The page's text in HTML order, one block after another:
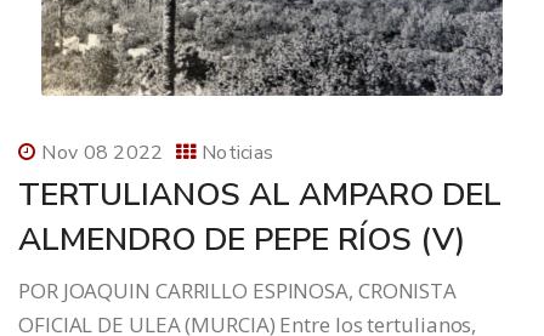
Nov 08 2022 Noticias
TERTULIANOS AL AMPARO DEL
ALMENDRO DE PEPE RÍOS (V)
POR JOAQUIN CARRILLO ESPINOSA, CRONISTA
OFICIAL DE ULEA (MURCIA) Entre los tertulianos,